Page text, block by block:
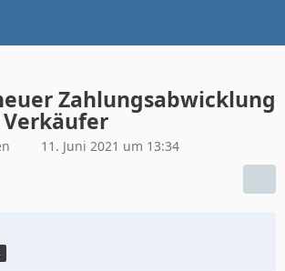
Zahlungsabwicklung
11. Juni 2021 um 13:34